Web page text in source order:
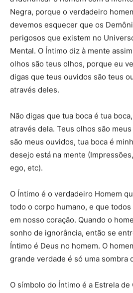
Negra, porque o verdadeiro
devemos esquecer que os
perigosos que existem no
Mental. O Íntimo diz à mente
olhos são teus olhos, porque eu
digas que teus ouvidos são teus
através deles.
Não digas que tua boca é tua
através dela. Teus olhos são
são meus ouvidos, tua boca é
desejo está na mente
ego, etc).
O Íntimo é o verdadeiro Homem
todo o corpo humano, e que
em nosso coração. Quando o
sonho de ignorância, então se
Íntimo é Deus no homem. O
grande verdade é só uma sombra
O símbolo do Íntimo é a Estrela de